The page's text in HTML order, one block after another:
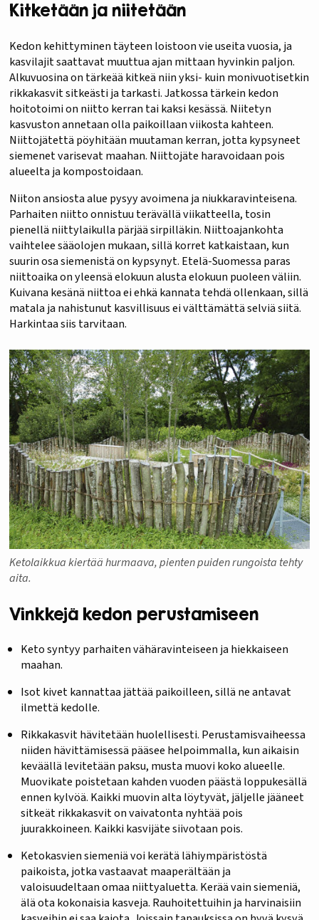
Kitketään ja niitetään
Kedon kehittyminen täyteen loistoon vie useita vuosia, ja
kasvilajit saattavat muuttua ajan mittaan hyvinkin paljon.
Alkuvuosina on tärkeää kitkeä niin yksi- kuin monivuotisetkin
rikkakasvit sitkeästi ja tarkasti. Jatkossa tärkein kedon
hoitotoimi on niitto kerran tai kaksi kesässä. Niitetyn
kasvuston annetaan olla paikoillaan viikosta kahteen.
Niittojätettä pöyhitään muutaman kerran, jotta kypsyneet
siemenet varisevat maahan. Niittojäte haravoidaan pois
alueelta ja kompostoidaan.
Niiton ansiosta alue pysyy avoimena ja niukkaravinteisena.
Parhaiten niitto onnistuu terävällä viikatteella, tosin
pienellä niittylaikulla pärjää sirpilläkin. Niittoajankohta
vaihtelee sääolojen mukaan, sillä korret katkaistaan, kun
suurin osa siemenistä on kypsynyt. Etelä-Suomessa paras
niittoaika on yleensä elokuun alusta elokuun puoleen väliin.
Kuivana kesänä niittoa ei ehkä kannata tehdä ollenkaan, sillä
matala ja nahistunut kasvillisuus ei välttämättä selviä siitä.
Harkintaa siis tarvitaan.
Ketolaikkua kiertää hurmaava, pienten puiden rungoista tehty
aita.
Vinkkejä kedon perustamiseen
Keto syntyy parhaiten vähäravinteiseen ja hiekkaiseen
maahan.
Isot kivet kannattaa jättää paikoilleen, sillä ne antavat
ilmettä kedolle.
Rikkakasvit hävitetään huolellisesti. Perustamisvaiheessa
niiden hävittämisessä pääsee helpoimmalla, kun aikaisin
keväällä levitetään paksu, musta muovi koko alueelle.
Muovikate poistetaan kahden vuoden päästä loppukesällä
ennen kylvöä. Kaikki muovin alta löytyvät, jäljelle jääneet
sitkeät rikkakasvit on vaivatonta nyhtää pois
juurakkoineen. Kaikki kasvijäte siivotaan pois.
Ketokasvien siemeniä voi kerätä lähiympäristöstä
paikoista, jotka vastaavat maaperältään ja
valoisuudeltaan omaa niittyaluetta. Kerää vain siemeniä,
älä ota kokonaisia kasveja. Rauhoitettuihin ja harvinaisiin